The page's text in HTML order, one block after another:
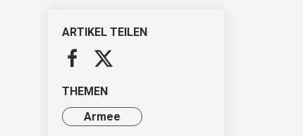
ARTIKEL TEILEN
THEMEN
Armee